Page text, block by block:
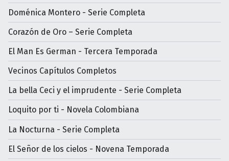
Doménica Montero - Serie Completa
Corazón de Oro – Serie Completa
El Man Es German - Tercera Temporada
Vecinos Capítulos Completos
La bella Ceci y el imprudente - Serie Completa
Loquito por ti - Novela Colombiana
La Nocturna - Serie Completa
El Señor de los cielos - Novena Temporada